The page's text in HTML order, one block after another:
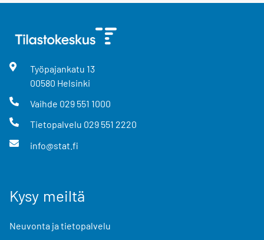
Työpajankatu 13
00580 Helsinki
Vaihde 029 551 1000
Tietopalvelu 029 551 2220
info@stat.fi
Kysy meiltä
Neuvonta ja tietopalvelu